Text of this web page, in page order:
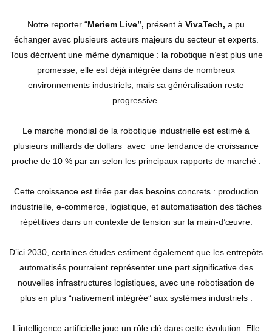
Notre reporter “Meriem Live”, présent à VivaTech, a pu
échanger avec plusieurs acteurs majeurs du secteur et experts.
Tous décrivent une même dynamique : la robotique n’est plus une
promesse, elle est déjà intégrée dans de nombreux
environnements industriels, mais sa généralisation reste
progressive.
Le marché mondial de la robotique industrielle est estimé à
plusieurs milliards de dollars avec une tendance de croissance
proche de 10 % par an selon les principaux rapports de marché .
Cette croissance est tirée par des besoins concrets : production
industrielle, e-commerce, logistique, et automatisation des tâches
répétitives dans un contexte de tension sur la main-d’œuvre.
D’ici 2030, certaines études estiment également que les entrepôts
automatisés pourraient représenter une part significative des
nouvelles infrastructures logistiques, avec une robotisation de
plus en plus “nativement intégrée” aux systèmes industriels .
L’intelligence artificielle joue un rôle clé dans cette évolution. Elle